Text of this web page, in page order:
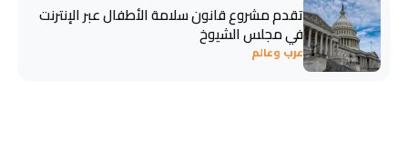
تقدم مشروع قانون سلامة الأطفال عبر الإنترنت
في مجلس الشيوخ
عرب وعالم